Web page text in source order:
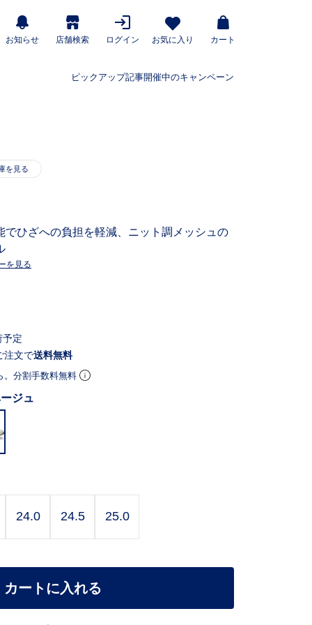
お知らせ 店舗検索 ログイン お気に入り カート
ピックアップ記事開催中のキャンペーン
を見る
でひざへの負担を軽減、ニット調メッシュの
注文で送料無料
予定
。分割手数料無料
ジュ
24.0 24.5 25.0
カートに入れる